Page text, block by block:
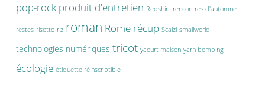
pop-rock produit d'entretien Redshirt rencontres d'automne
restes risotto riz roman Rome récup Scalzi smallworld
technologies numériques tricot yaourt maison yarn bombing
écologie étiquette réinscriptible